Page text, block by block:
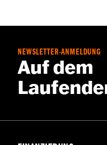
Ring und
NEWSLETTER-ANMELDUNG
Auf dem